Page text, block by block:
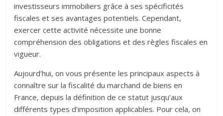
investisseurs immobiliers grâce à ses spécificités
fiscales et ses avantages potentiels. Cependant,
exercer cette activité nécessite une bonne
compréhension des obligations et des règles fiscales en
vigueur.
Aujourd’hui, on vous présente les principaux aspects à
connaître sur la fiscalité du marchand de biens en
France, depuis la définition de ce statut jusqu’aux
différents types d’imposition applicables. Pour cela, on